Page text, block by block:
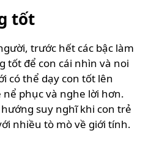
tốt
trước hết các bậc làm
tốt để con cái nhìn và noi
có thể dạy con tốt lên
phục và nghe lời hơn.
suy nghĩ khi con trẻ
nhiều tò mò về giới tính.